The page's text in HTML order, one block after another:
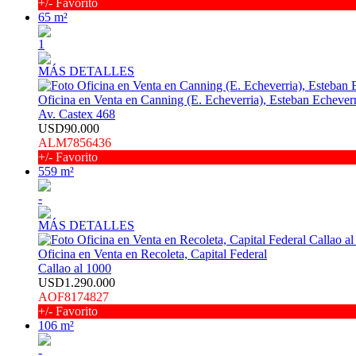
+/- Favorito
65 m²
1
MÁS DETALLES
Oficina en Venta en Canning (E. Echeverria), Esteban
Av. Castex 468
USD90.000
ALM7856436
+/- Favorito
559 m²
-
MÁS DETALLES
Oficina en Venta en Recoleta, Capital Federal
Callao al 1000
USD1.290.000
AOF8174827
+/- Favorito
106 m²
-